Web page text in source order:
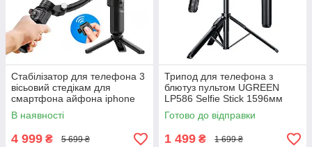
Стабілізатор для телефона 3
вісьовий стедікам для
смартфона айфона iphone
android для відео Proove
Vector Stabilizer (чорний)
В наявності
4 999 ₴ 5 699 ₴
Трипод для телефона з
блютуз пультом UGREEN
LP586 Selfie Stick 1596мм
монопод з триногою штатив
для камери з різьбою 1/4
(чорний)
Готово до відправки
1 499 ₴ 1 699 ₴